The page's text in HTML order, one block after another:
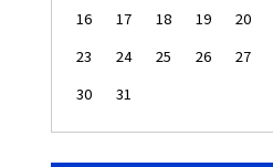
16
17 18 19 20
23
24 25 26 27
30
31